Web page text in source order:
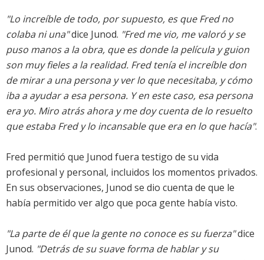
"Lo increíble de todo, por supuesto, es que Fred no
colaba ni una"dice Junod. "Fred me vio, me valoró y se
puso manos a la obra, que es donde la película y guion
son muy fieles a la realidad. Fred tenía el increíble don
de mirar a una persona y ver lo que necesitaba, y cómo
iba a ayudar a esa persona. Y en este caso, esa persona
era yo. Miro atrás ahora y me doy cuenta de lo resuelto
que estaba Fred y lo incansable que era en lo que hacía".
Fred permitió que Junod fuera testigo de su vida
profesional y personal, incluidos los momentos privados.
En sus observaciones, Junod se dio cuenta de que le
había permitido ver algo que poca gente había visto.
"La parte de él que la gente no conoce es su fuerza"dice
Junod. "Detrás de su suave forma de hablar y su